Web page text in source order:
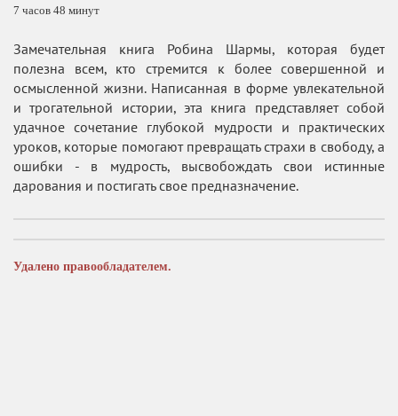
7 часов 48 минут
Замечательная книга Робина Шармы, которая будет
полезна всем, кто стремится к более совершенной и
осмысленной жизни. Написанная в форме увлекательной
и трогательной истории, эта книга представляет собой
удачное сочетание глубокой мудрости и практических
уроков, которые помогают превращать страхи в свободу, а
ошибки - в мудрость, высвобождать свои истинные
дарования и постигать свое предназначение.
Удалено правообладателем.